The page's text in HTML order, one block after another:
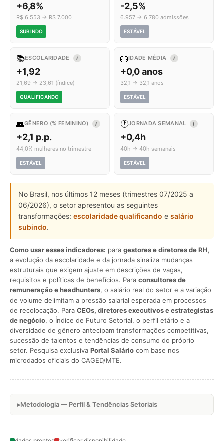
+6,8%
R$ 6.553 → R$ 7.000
SUBINDO
-2,5%
6.957 → 6.780 admissões
ESTÁVEL
📚ESCOLARIDADE I
+1,92
21,69 → 23,61 (índice)
QUALIFICANDO
🎂IDADE MÉDIA I
+0,0 anos
32,1 → 32,1 anos
ESTÁVEL
👥GÊNERO (% FEMININO) I
+2,1 p.p.
44,0% mulheres no trimestre
ESTÁVEL
🕐JORNADA SEMANAL I
+0,4h
40h → 40h semanais
ESTÁVEL
No Brasil, nos últimos 12 meses (trimestres 07/2025 a
06/2026), o setor apresentou as seguintes
transformações: escolaridade qualificando e salário
subindo.
Como usar esses indicadores: para gestores e diretores de RH,
a evolução da escolaridade e da jornada sinaliza mudanças
estruturais que exigem ajuste em descrições de vagas,
requisitos e políticas de benefícios. Para consultores de
remuneração e headhunters, o salário real do setor e a variação
de volume delimitam a pressão salarial esperada em processos
de recolocação. Para CEOs, diretores executivos e estrategistas
de negócio, o Índice de Futuro Setorial, o perfil etário e a
diversidade de gênero antecipam transformações competitivas,
sucessão de talentos e tendências de consumo do próprio
setor. Pesquisa exclusiva Portal Salário com base nos
microdados oficiais do CAGED/MTE.
Metodologia — Perfil & Tendências Setoriais